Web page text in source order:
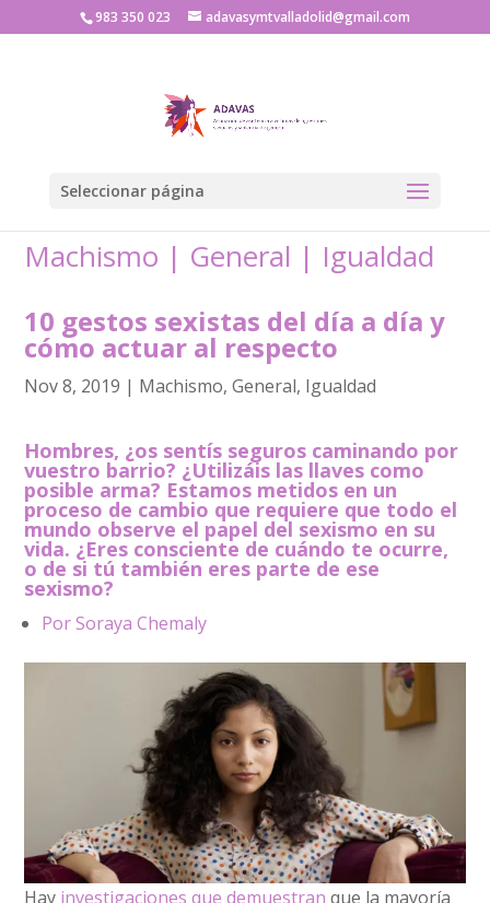
983 350 023 adavasymtvalladolid@gmail.com
Seleccionar página
Machismo | General | Igualdad
10 gestos sexistas del día a día y
cómo actuar al respecto
Nov 8, 2019 | Machismo,General, Igualdad
Hombres, ¿os sentís seguros caminando por
vuestro barrio? ¿Utilizáis las llaves como
posible arma? Estamos metidos en un
proceso de cambio que requiere que todo el
mundo observe el papel del sexismo en su
vida. ¿Eres consciente de cuándo te ocurre,
o de si tú también eres parte de ese
sexismo?
Por Soraya Chemaly
Hay investigaciones que demuestran que la mayoría